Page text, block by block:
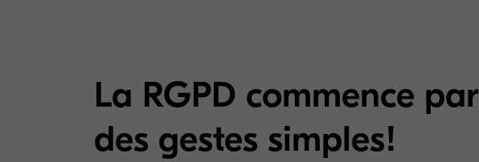
La RGPD commence par
des gestes simples!